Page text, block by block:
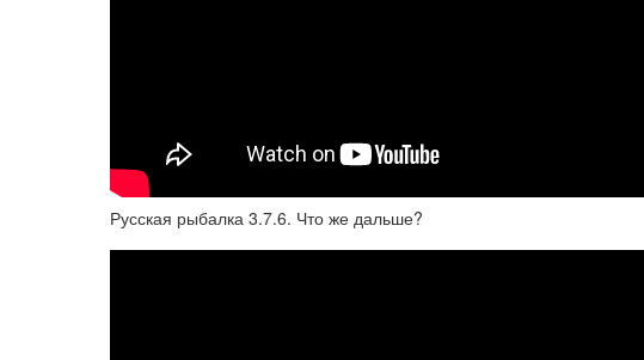
Русская рыбалка 3.7.6. Что же дальше?